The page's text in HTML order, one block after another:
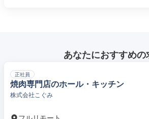
あなたにおすすめの
正社員
焼肉専門店のホール・キッチン
株式会社こぐみ